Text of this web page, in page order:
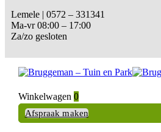
Lemele | 0572 – 331341
Ma-vr 08:00 – 17:00
Za/zo gesloten
Winkelwagen 0
Afspraak maken